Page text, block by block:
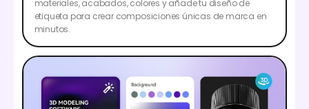
materiales, acabados, colores y añade tu diseño de
etiqueta para crear composiciones únicas de marca en
minutos.